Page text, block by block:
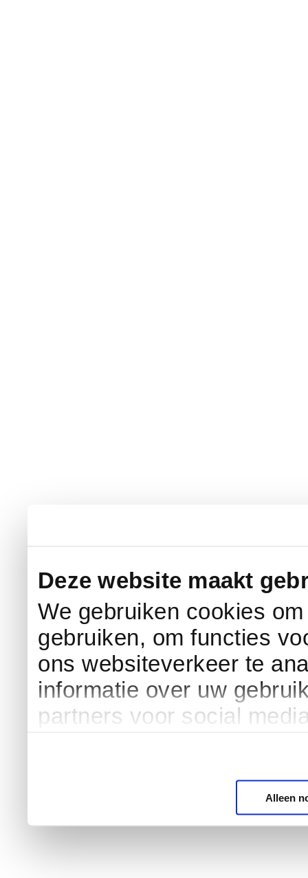
Deze website maakt
We gebruiken cookies
gebruiken, om functies
ons websiteverkeer te
informatie over uw
partners voor social
Alleen